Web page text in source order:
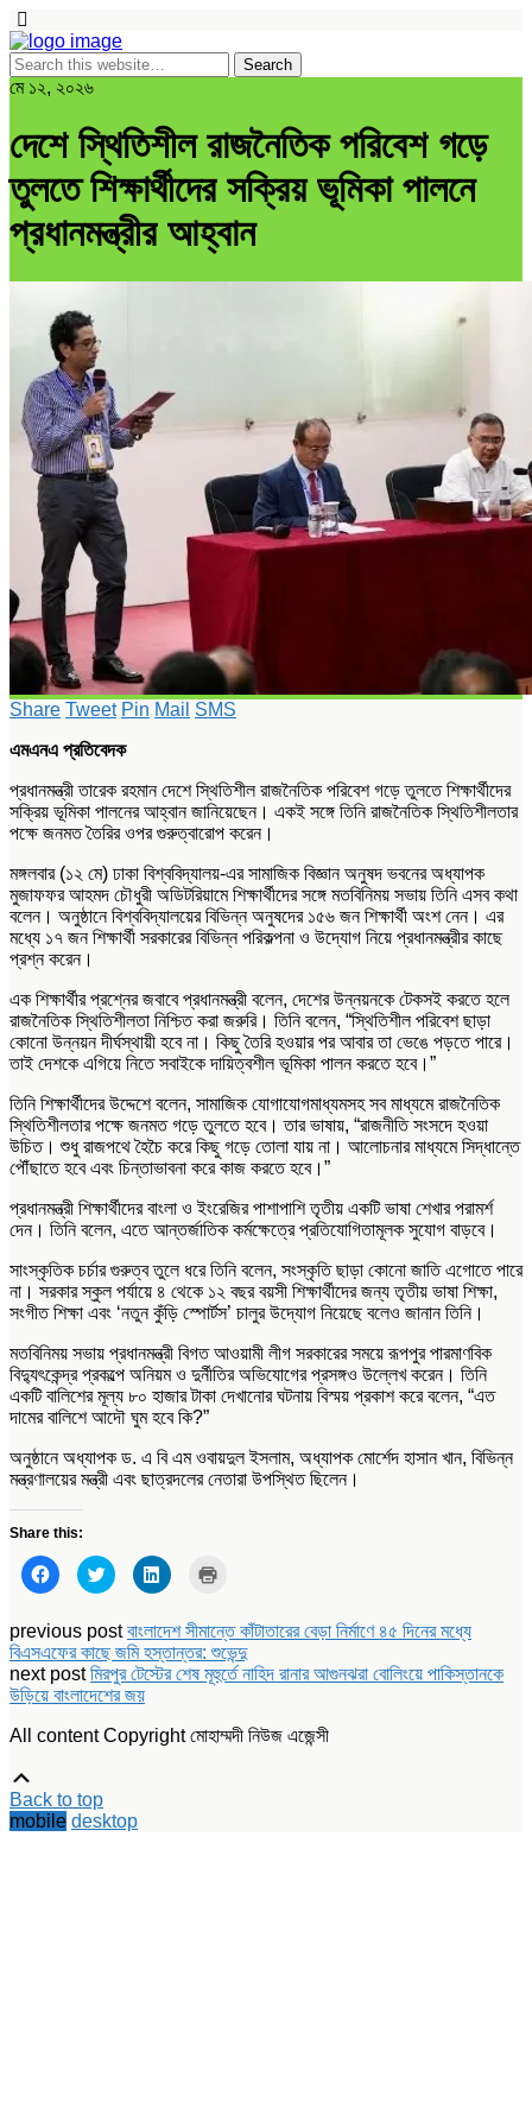
মে ১২, ২০২৬
দেশে স্থিতিশীল রাজনৈতিক পরিবেশ গড়ে
তুলতে শিক্ষার্থীদের সক্রিয় ভূমিকা পালনে
প্রধানমন্ত্রীর আহ্বান
Share Tweet Pin Mail SMS
এমএনএ প্রতিবেদক
প্রধানমন্ত্রীতারেক রহমানদেশে স্থিতিশীল রাজনৈতিক পরিবেশ গড়ে তুলতে শিক্ষার্থীদের
সক্রিয় ভূমিকা পালনের আহ্বান জানিয়েছেন। একই সঙ্গে তিনি রাজনৈতিক স্থিতিশীলতার
পক্ষে জনমত তৈরির ওপর গুরুত্বারোপ করেন।
মঙ্গলবার (১২ মে) ঢাকা বিশ্ববিদ্যালয়-এর সামাজিক বিজ্ঞান অনুষদ ভবনের অধ্যাপক
মুজাফফর আহমদ চৌধুরী অডিটরিয়ামে শিক্ষার্থীদের সঙ্গে মতবিনিময় সভায় তিনি এসব কথা
বলেন। অনুষ্ঠানে বিশ্ববিদ্যালয়ের বিভিন্ন অনুষদের ১৫৬ জন শিক্ষার্থী অংশ নেন। এর
মধ্যে ১৭ জন শিক্ষার্থী সরকারের বিভিন্ন পরিকল্পনা ও উদ্যোগ নিয়ে প্রধানমন্ত্রীর কাছে
প্রশ্ন করেন।
এক শিক্ষার্থীর প্রশ্নের জবাবে প্রধানমন্ত্রী বলেন, দেশের উন্নয়নকে টেকসই করতে হলে
রাজনৈতিক স্থিতিশীলতা নিশ্চিত করা জরুরি। তিনি বলেন, “স্থিতিশীল পরিবেশ ছাড়া
কোনো উন্নয়ন দীর্ঘস্থায়ী হবে না। কিছু তৈরি হওয়ার পর আবার তা ভেঙে পড়তে পারে।
তাই দেশকে এগিয়ে নিতে সবাইকে দায়িত্বশীল ভূমিকা পালন করতে হবে।”
তিনি শিক্ষার্থীদের উদ্দেশে বলেন, সামাজিক যোগাযোগমাধ্যমসহ সব মাধ্যমে রাজনৈতিক
স্থিতিশীলতার পক্ষে জনমত গড়ে তুলতে হবে। তার ভাষায়, “রাজনীতি সংসদে হওয়া
উচিত। শুধু রাজপথে হৈচৈ করে কিছু গড়ে তোলা যায় না। আলোচনার মাধ্যমে সিদ্ধান্তে
পৌঁছাতে হবে এবং চিন্তাভাবনা করে কাজ করতে হবে।”
প্রধানমন্ত্রী শিক্ষার্থীদের বাংলা ও ইংরেজির পাশাপাশি তৃতীয় একটি ভাষা শেখার পরামর্শ
দেন। তিনি বলেন, এতে আন্তর্জাতিক কর্মক্ষেত্রে প্রতিযোগিতামূলক সুযোগ বাড়বে।
সাংস্কৃতিক চর্চার গুরুত্ব তুলে ধরে তিনি বলেন, সংস্কৃতি ছাড়া কোনো জাতি এগোতে পারে
না। সরকার স্কুল পর্যায়ে ৪ থেকে ১২ বছর বয়সী শিক্ষার্থীদের জন্য তৃতীয় ভাষা শিক্ষা,
সংগীত শিক্ষা এবং ‘নতুন কুঁড়ি স্পোর্টস’ চালুর উদ্যোগ নিয়েছে বলেও জানান তিনি।
মতবিনিময় সভায় প্রধানমন্ত্রী বিগতআওয়ামী লীগ সরকারের সময়েরূপপুর পারমাণবিক
বিদ্যুৎকেন্দ্রপ্রকল্পে অনিয়ম ও দুর্নীতির অভিযোগের প্রসঙ্গও উল্লেখ করেন। তিনি
একটি বালিশের মূল্য ৮০ হাজার টাকা দেখানোর ঘটনায় বিস্ময় প্রকাশ করে বলেন, “এত
দামের বালিশে আদৌ ঘুম হবে কি?”
অনুষ্ঠানেঅধ্যাপক ড. এ বি এম ওবায়দুল ইসলাম, অধ্যাপক মোর্শেদ হাসান খান, বিভিন্ন
মন্ত্রণালয়ের মন্ত্রী এবং ছাত্রদলের নেতারা উপস্থিত ছিলেন।
Share this:
Click
to
share
Facebook
(Opens
in
new
window)
Click
to
share
Twitter
(Opens
in
new
window)
Click
to
LinkedIn
(Opens
in
new
window)
in
new
window)
previous postবাংলাদেশ সীমান্তে কাঁটাতারের বেড়া নির্মাণে ৪৫ দিনের মধ্যে
বিএসএফের কাছে জমি হস্তান্তর: শুভেন্দু
next postমিরপুর টেস্টের শেষ মূহুর্তে নাহিদ রানার আগুনঝরা বোলিংয়ে পাকিস্তানকে
উড়িয়ে বাংলাদেশের জয়
All content Copyright মোহাম্মদী নিউজ এজেন্সী
Up
Back to top
mobile desktop